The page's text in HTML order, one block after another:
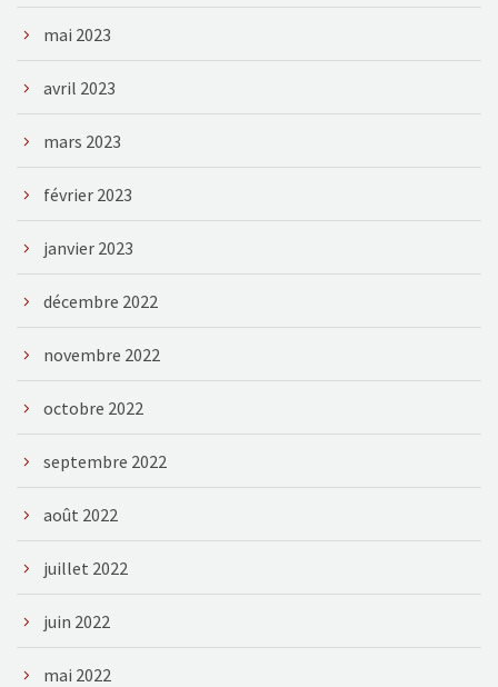
mai 2023
avril 2023
mars 2023
février 2023
janvier 2023
décembre 2022
novembre 2022
octobre 2022
septembre 2022
août 2022
juillet 2022
juin 2022
mai 2022